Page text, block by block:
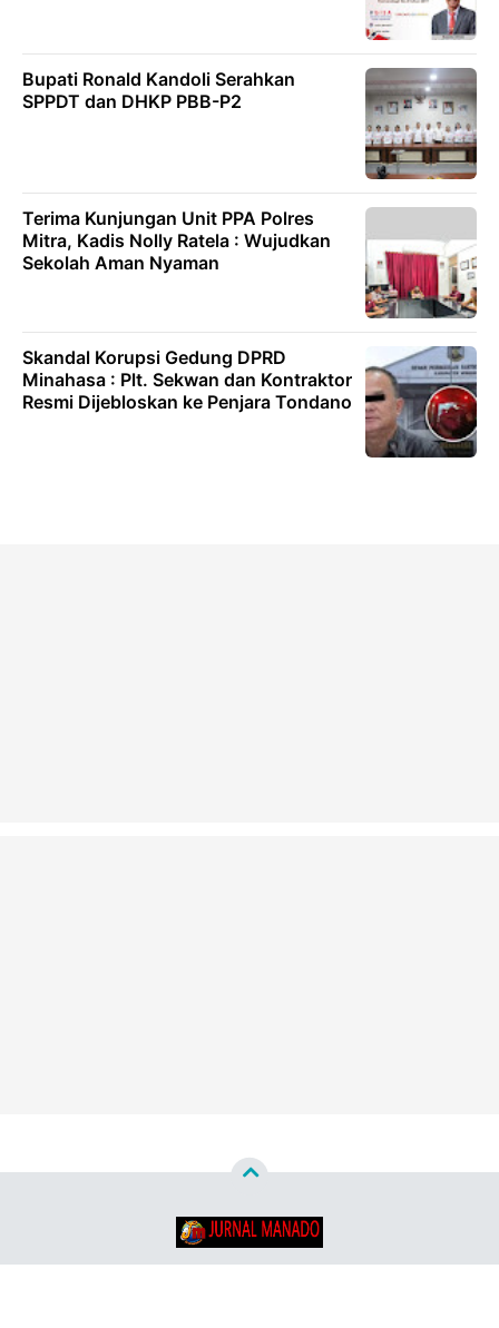
Bupati Ronald Kandoli Serahkan
SPPDT dan DHKP PBB-P2
Terima Kunjungan Unit PPA Polres
Mitra, Kadis Nolly Ratela : Wujudkan
Sekolah Aman Nyaman
Skandal Korupsi Gedung DPRD
Minahasa : Plt. Sekwan dan Kontraktor
Resmi Dijebloskan ke Penjara Tondano
Copyright ©2026Jurnal Manado - Santun & Terpercaya™